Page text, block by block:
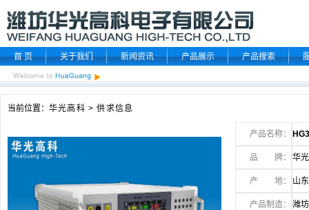
首 页 关于我们 新闻资讯 产品展示 产品搜索
当前位置： 华光高科 >供求信息
产品名称：
品 牌： 华
产 地： 山
产品制造： 潍